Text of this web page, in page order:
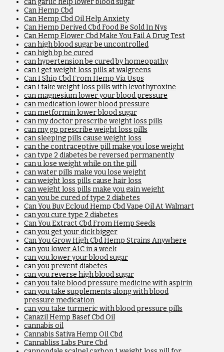
can garlic help lower blood sugar
Can Hemp Cbd
Can Hemp Cbd Oil Help Anxiety
Can Hemp Derived Cbd Food Be Sold In Nys
Can Hemp Flower Cbd Make You Fail A Drug Test
can high blood sugar be uncontrolled
can high bp be cured
can hypertension be cured by homeopathy
can i get weight loss pills at walgreens
Can I Ship Cbd From Hemp Via Usps
can i take weight loss pills with levothyroxine
can magnesium lower your blood pressure
can medication lower blood pressure
can metformin lower blood sugar
can my doctor prescribe weight loss pills
can my gp prescribe weight loss pills
can sleeping pills cause weight loss
can the contraceptive pill make you lose weight
can type 2 diabetes be reversed permanently
can u lose weight while on the pill
can water pills make you lose weight
can weight loss pills cause hair loss
can weight loss pills make you gain weight
can you be cured of type 2 diabetes
Can You Buy Ecloud Hemp Cbd Vape Oil At Walmart
can you cure type 2 diabetes
Can You Extract Cbd From Hemp Seeds
can you get your dick bigger
Can You Grow High Cbd Hemp Strains Anywhere
can you lower A1C in a week
can you lower your blood sugar
can you prevent diabetes
can you reverse high blood sugar
can you take blood pressure medicine with aspirin
can you take supplements along with blood
pressure medication
can you take turmeric with blood pressure pills
Canazil Hemp Basef Cbd Oil
cannabis oil
Cannabis Sativa Hemp Oil Cbd
Cannabliss Labs Pure Cbd